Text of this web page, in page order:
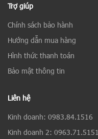
Trợ giúp
Chính sách bảo hành
Hướng dẫn mua hàng
Hình thức thanh toán
Bảo mật thông tin
Liên hệ
Kinh doanh: 0983.84.1516
Kinh doanh 2: 0963.71.5151